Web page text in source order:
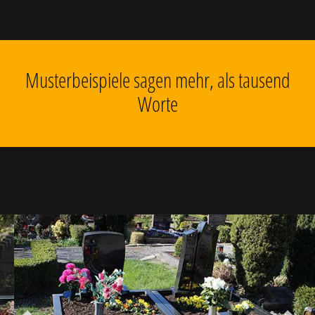
Musterbeispiele sagen mehr, als tausend
Worte